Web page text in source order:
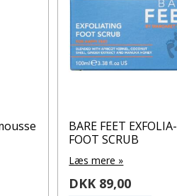
BARE FEET EXFOLIA-
FOOT SCRUB
Læs mere »
DKK 89,00